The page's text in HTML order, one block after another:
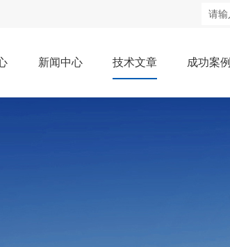
新闻中心 技术文章 成功案例